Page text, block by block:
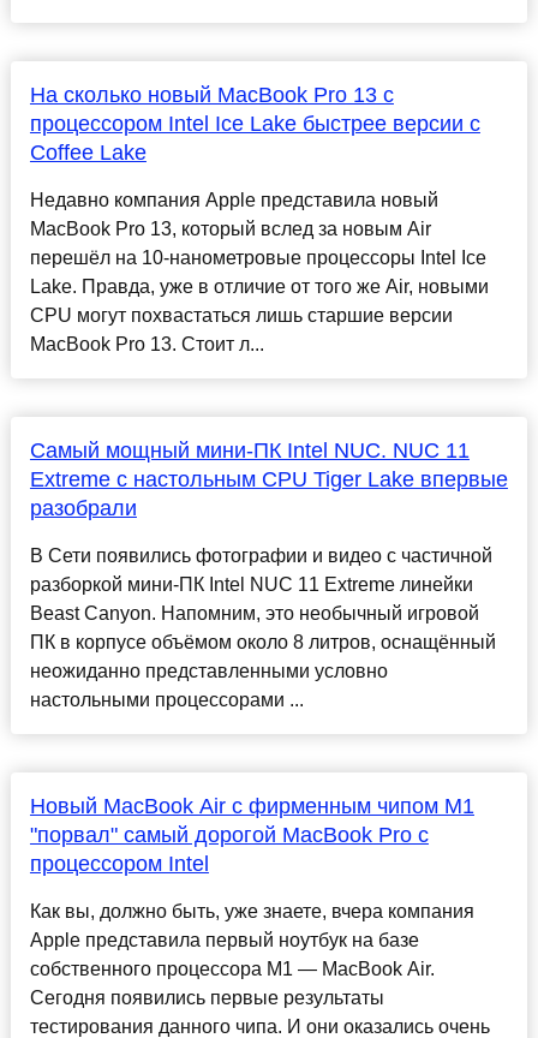
На сколько новый MacBook Pro 13 с
процессором Intel Ice Lake быстрее версии с
Coffee Lake
Недавно компания Apple представила новый
MacBook Pro 13, который вслед за новым Air
перешёл на 10-нанометровые процессоры Intel Ice
Lake. Правда, уже в отличие от того же Air, новыми
CPU могут похвастаться лишь старшие версии
MacBook Pro 13. Стоит л...
Самый мощный мини-ПК Intel NUC. NUC 11
Extreme с настольным CPU Tiger Lake впервые
разобрали
В Сети появились фотографии и видео с частичной
разборкой мини-ПК Intel NUC 11 Extreme линейки
Beast Canyon. Напомним, это необычный игровой
ПК в корпусе объёмом около 8 литров, оснащённый
неожиданно представленными условно
настольными процессорами ...
Новый MacBook Air с фирменным чипом M1
"порвал" самый дорогой MacBook Pro с
процессором Intel
Как вы, должно быть, уже знаете, вчера компания
Apple представила первый ноутбук на базе
собственного процессора M1 — MacBook Air.
Сегодня появились первые результаты
тестирования данного чипа. И они оказались очень